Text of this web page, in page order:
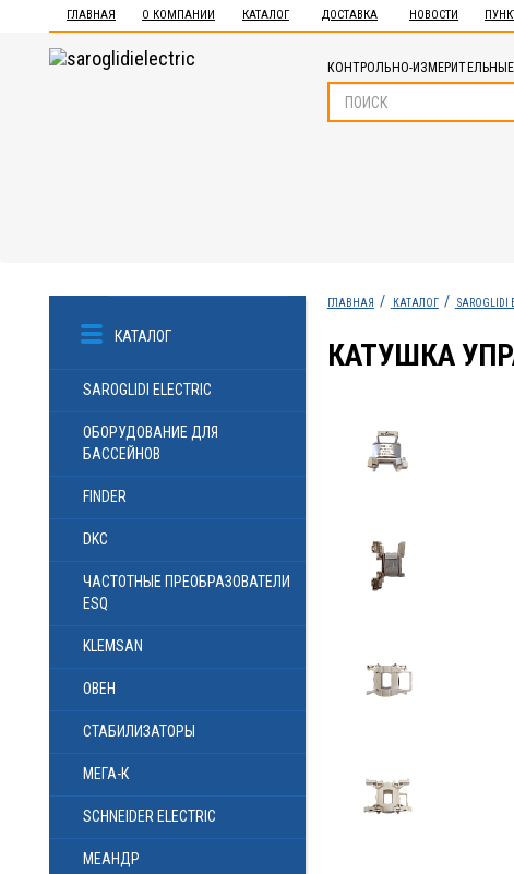
ГЛАВНАЯ О КОМПАНИИ КАТАЛОГ ДОСТАВКА НОВОСТИ
КОНТРОЛЬНО-
КАТАЛОГ
SAROGLIDI ELECTRIC
ОБОРУДОВАНИЕ ДЛЯ
БАССЕЙНОВ
FINDER
DKC
ЧАСТОТНЫЕ ПРЕОБРАЗОВАТЕЛИ
ESQ
KLEMSAN
ОВЕН
СТАБИЛИЗАТОРЫ
МЕГА-К
SCHNEIDER ELECTRIC
МЕАНДР
ГЛАВНАЯ КАТАЛОГ SAROGLIDI
КАТУШКА